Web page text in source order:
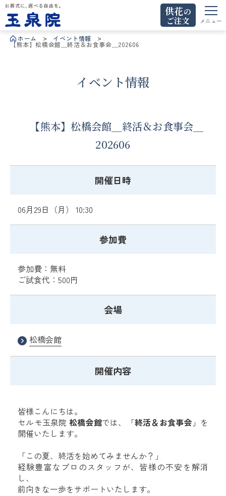
お葬式に、選べる自由を。玉泉院
供花の
ご注文
メニュー
ホーム イベント情報
【熊本】松橋会館＿終活＆お食事会＿202606
イベント情報
【熊本】松橋会館＿終活＆お食事会＿
202606
開催日時
06月29日（月） 10:30
参加費
参加費：無料
ご試食代：500円
会場
松橋会館
開催内容
皆様こんにちは。
セルモ玉泉院 松橋会館では、「終活＆お食事会 」を
開催いたします。
「この夏、終活を始めてみませんか？」
経験豊富なプロのスタッフが、皆様の不安を解消
し、
前向きな一歩をサポートいたします。